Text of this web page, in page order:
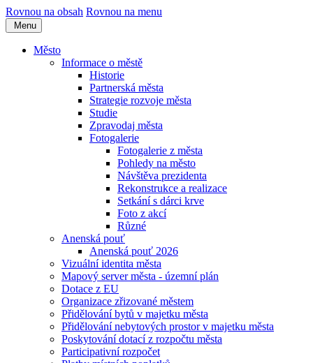
Rovnou na obsah Rovnou na menu
Menu
Město
Informace o městě
Historie
Partnerská města
Strategie rozvoje města
Studie
Zpravodaj města
Fotogalerie
Fotogalerie z města
Pohledy na město
Návštěva prezidenta
Rekonstrukce a realizace
Setkání s dárci krve
Foto z akcí
Různé
Anenská pouť
Anenská pouť 2026
Vizuální identita města
Mapový server města - územní plán
Dotace z EU
Organizace zřizované městem
Přidělování bytů v majetku města
Přidělování nebytových prostor v majetku města
Poskytování dotací z rozpočtu města
Participativní rozpočet